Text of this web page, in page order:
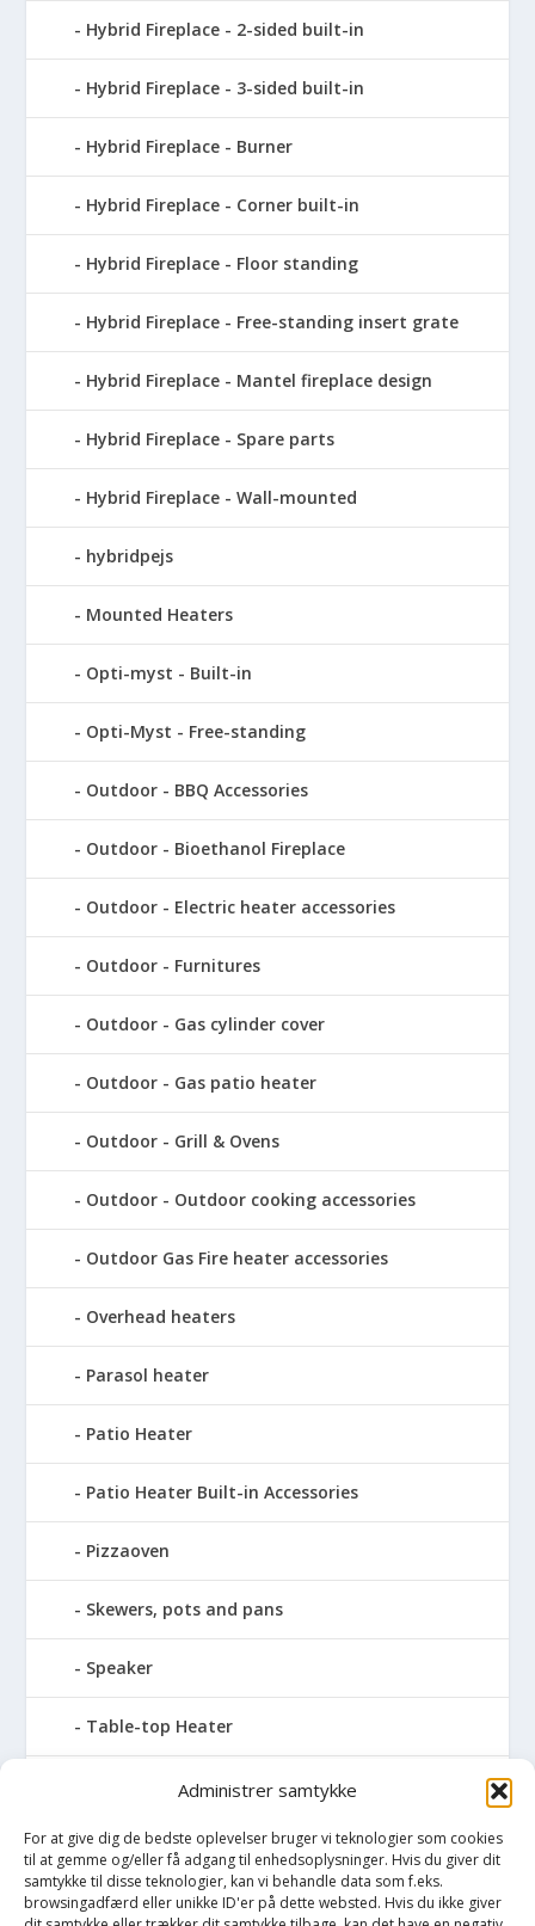
Administrer samtykke
For at give dig de bedste oplevelser bruger vi teknologier som cookies
til at gemme og/eller få adgang til enhedsoplysninger. Hvis du giver dit
samtykke til disse teknologier, kan vi behandle data som f.eks.
browsingadfærd eller unikke ID'er på dette websted. Hvis du ikke giver
Hybrid Fireplace - 2-sided built-in
Hybrid Fireplace - 3-sided built-in
Hybrid Fireplace - Burner
Hybrid Fireplace - Corner built-in
Hybrid Fireplace - Floor standing
Hybrid Fireplace - Free-standing insert grate
Hybrid Fireplace - Mantel fireplace design
Hybrid Fireplace - Spare parts
Hybrid Fireplace - Wall-mounted
hybridpejs
Mounted Heaters
Opti-myst - Built-in
Opti-Myst - Free-standing
Outdoor - BBQ Accessories
Outdoor - Bioethanol Fireplace
Outdoor - Electric heater accessories
Outdoor - Furnitures
Outdoor - Gas cylinder cover
Outdoor - Gas patio heater
Outdoor - Grill & Ovens
Outdoor - Outdoor cooking accessories
Outdoor Gas Fire heater accessories
Overhead heaters
Parasol heater
Patio Heater
Patio Heater Built-in Accessories
Pizzaoven
Skewers, pots and pans
Speaker
Table-top Heater
Tables with fireplace
Tabletop Fires
Vinkælder